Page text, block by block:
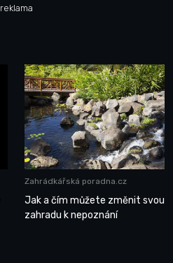
reklama
Zahrádkářská poradna.cz
Jak a čím můžete změnit svou
zahradu k nepoznání